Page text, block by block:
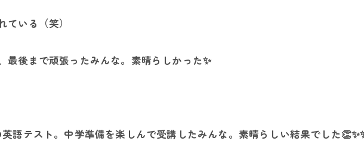
いる（笑）
最後まで頑張ったみんな。素晴らしかった✨
語テスト。中学準備を楽しんで受講したみんな。素晴らしい結果でした